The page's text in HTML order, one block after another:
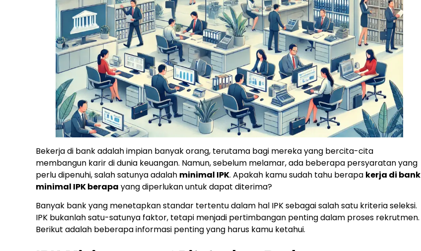
Bekerja di bank adalah impian banyak orang, terutama bagi mereka yang bercita-cita
membangun karir di dunia keuangan. Namun, sebelum melamar, ada beberapa persyaratan yang
perlu dipenuhi, salah satunya adalah minimal IPK. Apakah kamu sudah tahu berapa kerja di bank
minimal IPK berapa yang diperlukan untuk dapat diterima?
Banyak bank yang menetapkan standar tertentu dalam hal IPK sebagai salah satu kriteria seleksi.
IPK bukanlah satu-satunya faktor, tetapi menjadi pertimbangan penting dalam proses rekrutmen.
Berikut adalah beberapa informasi penting yang harus kamu ketahui.